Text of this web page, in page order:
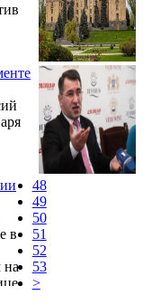
в
на
48
49
50
51
52
53
>